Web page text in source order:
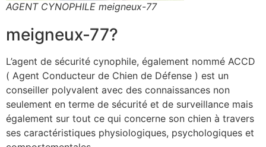
AGENT CYNOPHILE meigneux-77
meigneux-77?
L’agent de sécurité cynophile, également nommé ACCD
( Agent Conducteur de Chien de Défense ) est un
conseiller polyvalent avec des connaissances non
seulement en terme de sécurité et de surveillance mais
également sur tout ce qui concerne son chien à travers
ses caractéristiques physiologiques, psychologiques et